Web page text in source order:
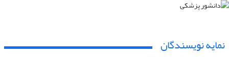
نمایه نویسندگان